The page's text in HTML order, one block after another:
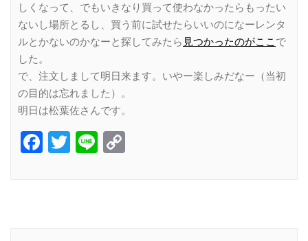
しくなって、でもいきなり買って使わなかったらもったい
ないし場所とるし、買う前に試せたらいいのになーレンタ
ルとかないのかなーと探してみたら 見つかったのがここ で
した。
で、注文しまして明日来ます。いやー楽しみだなー（当初
の目的は忘れました）。
明日は松葉佐さんです。
Facebook
Twitter
Line